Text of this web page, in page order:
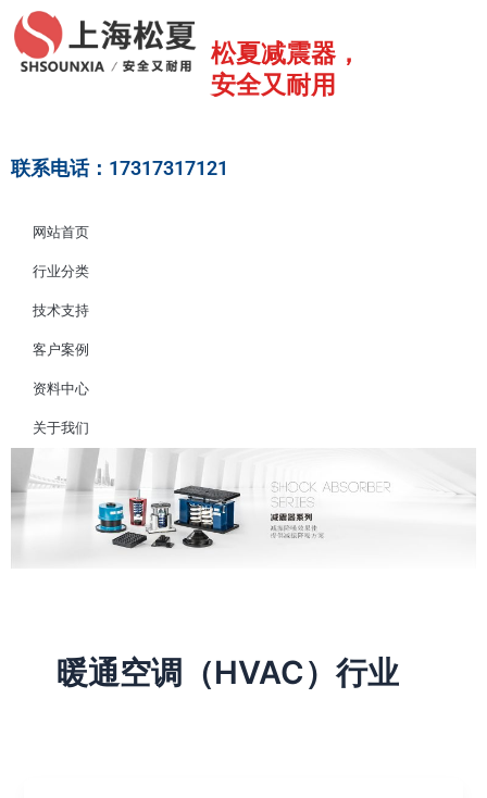
至
松夏减震器，
安全又耐用
联系电话：17317317121
网站首页
行业分类
技术支持
客户案例
资料中心
关于我们
暖通空调（HVAC）行业